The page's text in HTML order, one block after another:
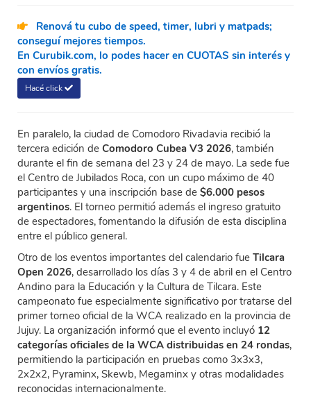
Renová tu cubo de speed, timer, lubri y matpads;
conseguí mejores tiempos.
En Curubik.com, lo podes hacer en CUOTAS sin interés y
con envíos gratis.
Hacé click
En paralelo, la ciudad de Comodoro Rivadavia recibió la
tercera edición de Comodoro Cubea V3 2026, también
durante el fin de semana del 23 y 24 de mayo. La sede fue
el Centro de Jubilados Roca, con un cupo máximo de 40
participantes y una inscripción base de $6.000 pesos
argentinos. El torneo permitió además el ingreso gratuito
de espectadores, fomentando la difusión de esta disciplina
entre el público general.
Otro de los eventos importantes del calendario fue Tilcara
Open 2026, desarrollado los días 3 y 4 de abril en el Centro
Andino para la Educación y la Cultura de Tilcara. Este
campeonato fue especialmente significativo por tratarse del
primer torneo oficial de la WCA realizado en la provincia de
Jujuy. La organización informó que el evento incluyó 12
categorías oficiales de la WCA distribuidas en 24 rondas,
permitiendo la participación en pruebas como 3x3x3,
2x2x2, Pyraminx, Skewb, Megaminx y otras modalidades
reconocidas internacionalmente.